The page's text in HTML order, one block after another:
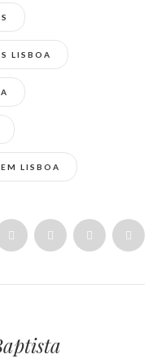
LISBOA
LISBOA